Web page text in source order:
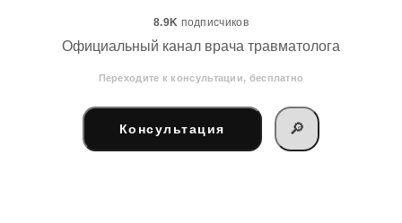
8.9K подписчиков
Официальный канал врача травматолога
Переходите к консультации, бесплатно
Консультация 🔎